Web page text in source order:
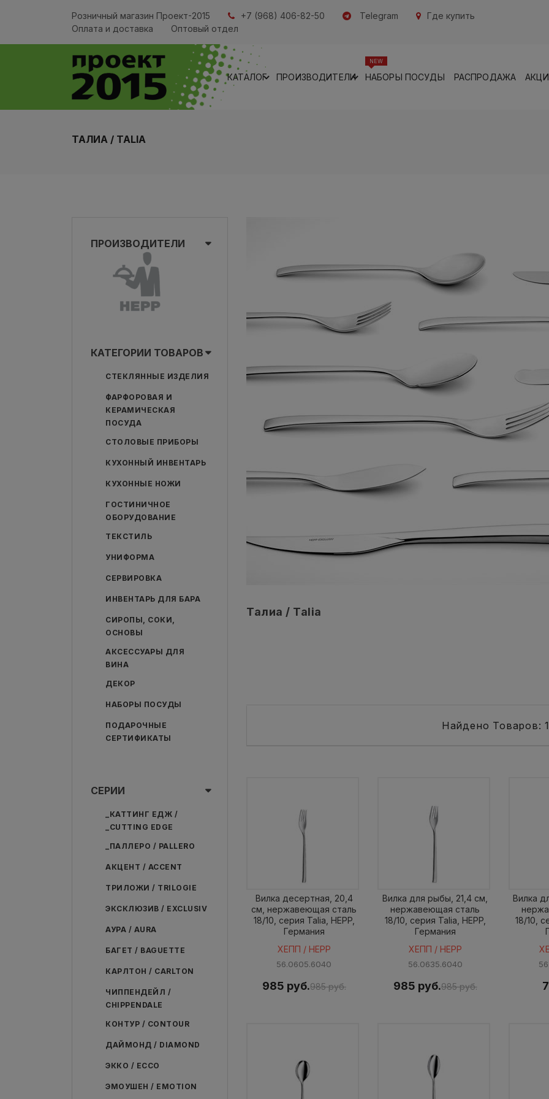
Розничный магазин Проект-2015 +7 (968) 406-82-50 Telegram
Где купить
Оплата и доставка
Оптовый отдел
КАТАЛОГ ПРОИЗВОДИТЕЛИ НАБОРЫ ПОСУДЫ
NEW
РАСПРОДАЖА
ТАЛИА / TALIA
ПРОИЗВОДИТЕЛИ
КАТЕГОРИИ ТОВАРОВ
СТЕКЛЯННЫЕ ИЗДЕЛИЯ
ФАРФОРОВАЯ И
КЕРАМИЧЕСКАЯ
ПОСУДА
СТОЛОВЫЕ ПРИБОРЫ
КУХОННЫЙ ИНВЕНТАРЬ
КУХОННЫЕ НОЖИ
ГОСТИНИЧНОЕ
ОБОРУДОВАНИЕ
ТЕКСТИЛЬ
УНИФОРМА
СЕРВИРОВКА
ИНВЕНТАРЬ ДЛЯ БАРА
СИРОПЫ, СОКИ,
ОСНОВЫ
АКСЕССУАРЫ ДЛЯ
ВИНА
ДЕКОР
НАБОРЫ ПОСУДЫ
ПОДАРОЧНЫЕ
СЕРТИФИКАТЫ
СЕРИИ
_КАТТИНГ ЕДЖ /
_CUTTING EDGE
_ПАЛЛЕРО / PALLERO
АКЦЕНТ / ACCENT
ТРИЛОЖИ / TRILOGIE
ЭКСКЛЮЗИВ / EXCLUSIV
АУРА / AURA
БАГЕТ / BAGUETTE
КАРЛТОН / CARLTON
ЧИППЕНДЕЙЛ /
CHIPPENDALE
КОНТУР / CONTOUR
ДАЙМОНД / DIAMOND
ЭККО / ECCO
ЭМОУШЕН / EMOTION
Талиа / Talia
Найдено Товаров:
Вилка десертная, 20,4
см, нержавеющая сталь
18/10, серия Talia, HEPP,
Германия
ХЕПП / HEPP
56.0605.6040
985 руб.985 руб.
Вилка для рыбы, 21,4 см,
нержавеющая сталь
18/10, серия Talia, HEPP,
Германия
ХЕПП / HEPP
56.0635.6040
985 руб.985 руб.
Вилка
18/10,